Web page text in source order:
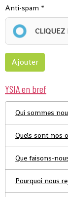
Anti-spam
CLIQUEZ
Ajouter
YSIA en bref
Qui sommes
Quels sont nos
Que faisons-
Pourquoi nous